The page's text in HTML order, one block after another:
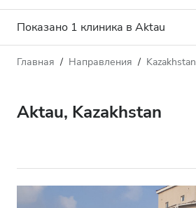
Показано 1 клиника в Aktau
Тип диализа
Все виды диализа
Расстояние
Главная Направления Kazakhstan
Aktau, Kazakhstan